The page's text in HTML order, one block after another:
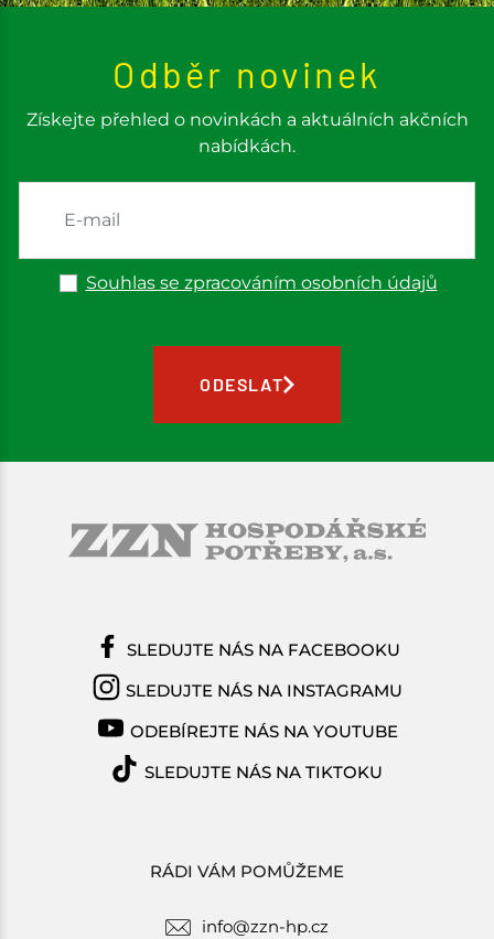
Odběr novinek
Získejte přehled o novinkách a aktuálních akčních
nabídkách.
Souhlas se zpracováním osobních údajů
ODESLAT
RÁDI VÁM POMŮŽEME
info@zzn-hp.cz
SLEDUJTE NÁS NA FACEBOOKU
SLEDUJTE NÁS NA INSTAGRAMU
ODEBÍREJTE NÁS NA YOUTUBE
SLEDUJTE NÁS NA TIKTOKU